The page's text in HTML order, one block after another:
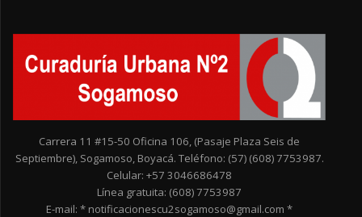
Carrera 11 #15-50 Oficina 106, (Pasaje Plaza Seis de
Septiembre), Sogamoso, Boyacá. Teléfono: (57) (608) 7753987.
Celular: +57 3046686478
Línea gratuita: (608) 7753987
E-mail: * notificacionescu2sogamoso@gmail.com *